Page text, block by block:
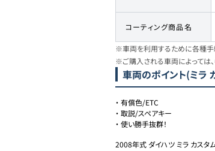
コーティング商品名
※車両を利用するために各種手
※ご購入される車両によっては
車両のポイント(ミラ
・ 有償色/ETC
・ 取説/スペアキー
・ 使い勝手抜群！
2008年式 ダイハツ ミラ カスタ